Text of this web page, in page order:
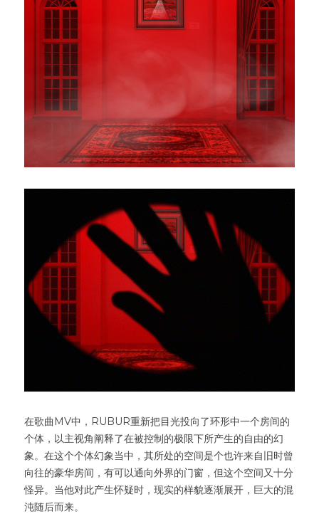
在歌曲MV中，RUBUR重新把目光投向了环形中一个房间的
个体，以主视角阐释了在被控制的极限下所产生的自由的幻
象。在这个个体幻象当中，其所处的空间是个也许来自旧时曾
向往的豪华房间，有可以通向外界的门窗，但这个空间又十分
怪异。当他对此产生怀疑时，现实的样貌逐渐展开，巨大的混
沌随后而来。